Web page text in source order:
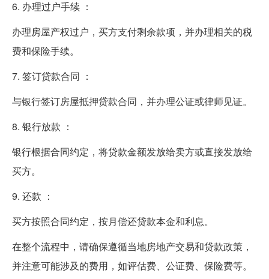
6. 办理过户手续 ：
办理房屋产权过户，买方支付剩余款项，并办理相关的税
费和保险手续。
7. 签订贷款合同 ：
与银行签订房屋抵押贷款合同，并办理公证或律师见证。
8. 银行放款 ：
银行根据合同约定，将贷款金额发放给卖方或直接发放给
买方。
9. 还款 ：
买方按照合同约定，按月偿还贷款本金和利息。
在整个流程中，请确保遵循当地房地产交易和贷款政策，
并注意可能涉及的费用，如评估费、公证费、保险费等。